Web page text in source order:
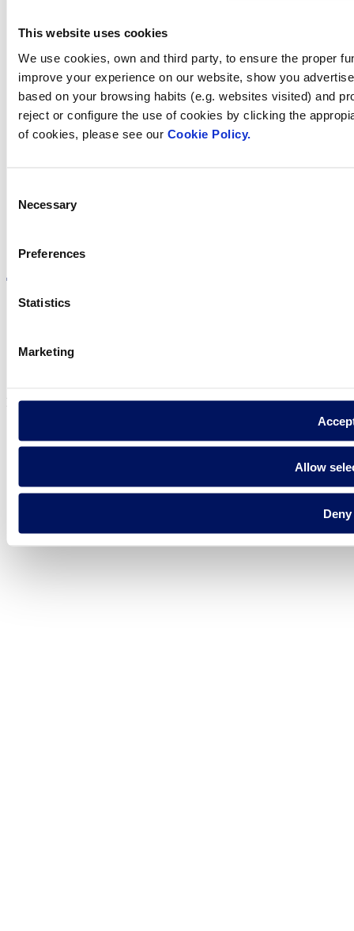
This website uses cookies
We use cookies, own and third party, to ensure the proper
improve your experience on our website, show you
based on your browsing habits (e.g. websites visited) and
reject or configure the use of cookies by clicking the
of cookies, please see our Cookie Policy.
Selection
Necessary
Preferences
Statistics
Marketing
Allow
Deny
Trobi Fluidra
Política de privadesa
Avís legal
Fluidra S.A. 2025